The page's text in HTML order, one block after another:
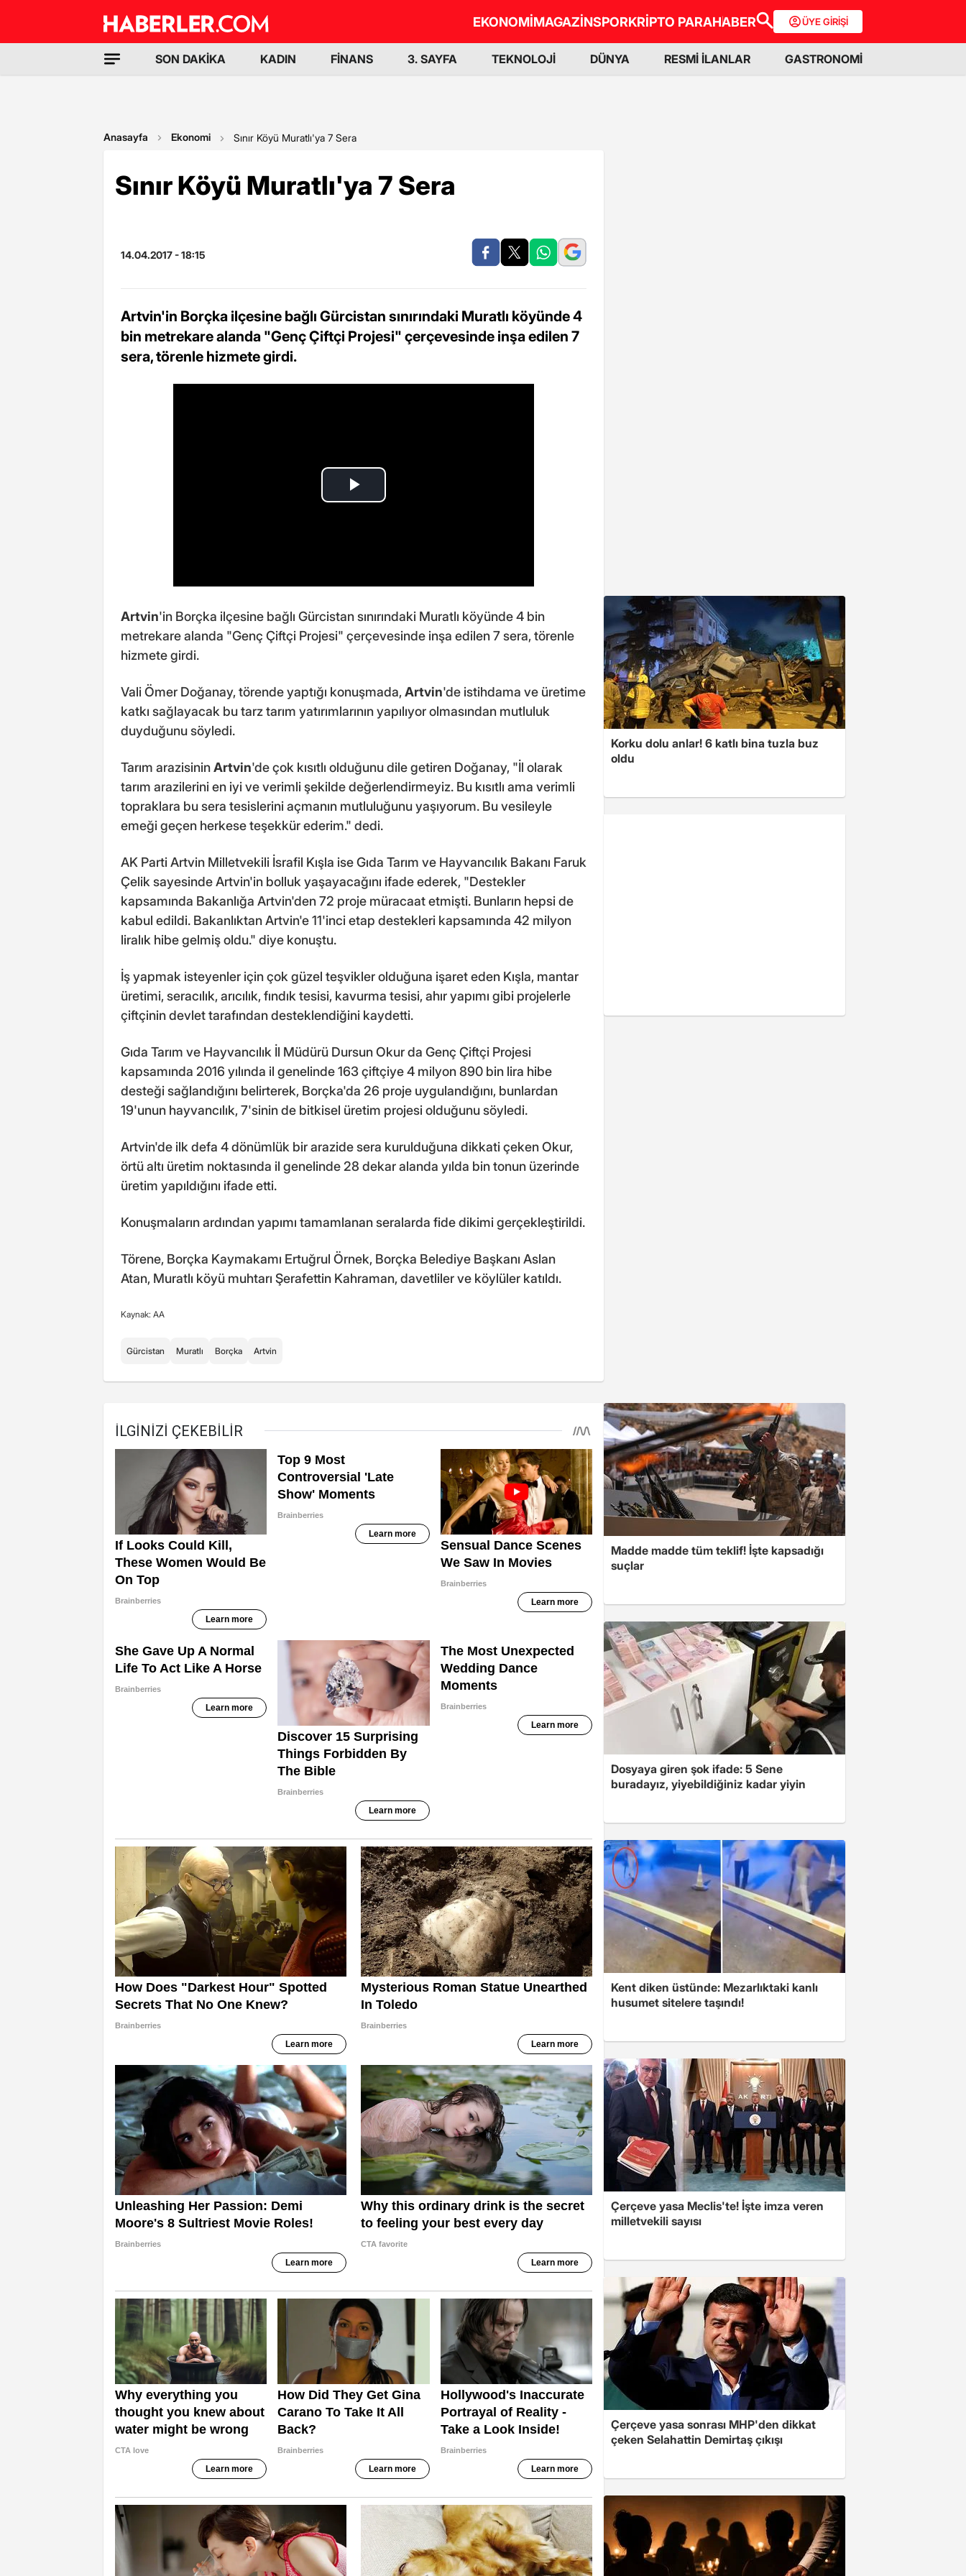
EKONOMİMAGAZİNSPORKRİPTO PARAHABER ÜYE GİRİŞİ
SON DAKİKA KADIN FİNANS 3. SAYFA TEKNOLOJİ DÜNYA RESMİ İLANLAR GASTRONOMİ
Anasayfa Ekonomi Sınır Köyü Muratlı'ya 7 Sera
Sınır Köyü Muratlı'ya 7 Sera
14.04.2017 - 18:15
Artvin'in Borçka ilçesine bağlı Gürcistan sınırındaki Muratlı köyünde 4
bin metrekare alanda "Genç Çiftçi Projesi" çerçevesinde inşa edilen 7
sera, törenle hizmete girdi.
Artvin'in Borçka ilçesine bağlı Gürcistan sınırındaki Muratlı köyünde 4 bin
metrekare alanda "Genç Çiftçi Projesi" çerçevesinde inşa edilen 7 sera, törenle
hizmete girdi.
Vali Ömer Doğanay, törende yaptığı konuşmada,Artvin'de istihdama ve üretime
katkı sağlayacak bu tarz tarım yatırımlarının yapılıyor olmasından mutluluk
duyduğunu söyledi.
Tarım arazisininArtvin'de çok kısıtlı olduğunu dile getiren Doğanay, "İl olarak
tarım arazilerini en iyi ve verimli şekilde değerlendirmeyiz. Bu kısıtlı ama verimli
topraklara bu sera tesislerini açmanın mutluluğunu yaşıyorum. Bu vesileyle
emeği geçen herkese teşekkür ederim." dedi.
AK Parti Artvin Milletvekili İsrafil Kışla ise Gıda Tarım ve Hayvancılık Bakanı Faruk
Çelik sayesinde Artvin'in bolluk yaşayacağını ifade ederek, "Destekler
kapsamında Bakanlığa Artvin'den 72 proje müracaat etmişti. Bunların hepsi de
kabul edildi. Bakanlıktan Artvin'e 11'inci etap destekleri kapsamında 42 milyon
liralık hibe gelmiş oldu." diye konuştu.
İş yapmak isteyenler için çok güzel teşvikler olduğuna işaret eden Kışla, mantar
üretimi, seracılık, arıcılık, fındık tesisi, kavurma tesisi, ahır yapımı gibi projelerle
çiftçinin devlet tarafından desteklendiğini kaydetti.
Gıda Tarım ve Hayvancılık İl Müdürü Dursun Okur da Genç Çiftçi Projesi
kapsamında 2016 yılında il genelinde 163 çiftçiye 4 milyon 890 bin lira hibe
desteği sağlandığını belirterek, Borçka'da 26 proje uygulandığını, bunlardan
19'unun hayvancılık, 7'sinin de bitkisel üretim projesi olduğunu söyledi.
Artvin'de ilk defa 4 dönümlük bir arazide sera kurulduğuna dikkati çeken Okur,
örtü altı üretim noktasında il genelinde 28 dekar alanda yılda bin tonun üzerinde
üretim yapıldığını ifade etti.
Konuşmaların ardından yapımı tamamlanan seralarda fide dikimi gerçekleştirildi.
Törene, Borçka Kaymakamı Ertuğrul Örnek, Borçka Belediye Başkanı Aslan
Atan, Muratlı köyü muhtarı Şerafettin Kahraman, davetliler ve köylüler katıldı.
Kaynak: AA
Gürcistan Muratlı Borçka Artvin
Korku dolu anlar! 6 katlı bina tuzla buz
oldu
Madde madde tüm teklif! İşte kapsadığı
suçlar
Dosyaya giren şok ifade: 5 Sene
buradayız, yiyebildiğiniz kadar yiyin
Kent diken üstünde: Mezarlıktaki kanlı
husumet sitelere taşındı!
Çerçeve yasa Meclis'te! İşte imza veren
milletvekili sayısı
Çerçeve yasa sonrası MHP'den dikkat
çeken Selahattin Demirtaş çıkışı